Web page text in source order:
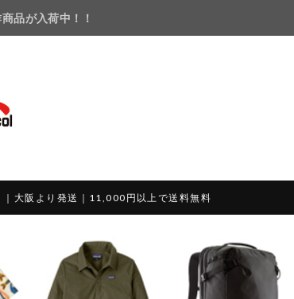
品が入荷中！！
大阪より発送｜11,000円以上で送料無料